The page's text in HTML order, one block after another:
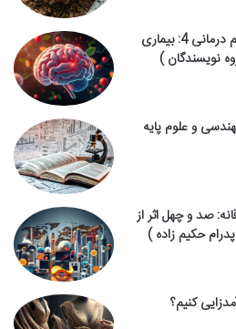
خلاصه کتاب فرهنگ تغذیه و رژیم درمانی 4: بیماری
نویسندگان )
و علوم پایه
صد و چهل اثر از
حکیم زاده )
کنیم؟